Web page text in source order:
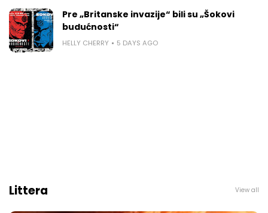
Pre „Britanske invazije“ bili su „Šokovi
budućnosti“
HELLY CHERRY 5 DAYS AGO
Littera View all